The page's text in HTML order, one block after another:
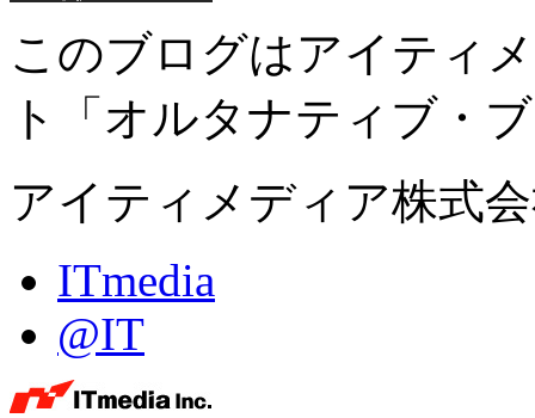
このブログはアイティ
ト「オルタナティブ・
アイティメディア株式
ITmedia
@IT